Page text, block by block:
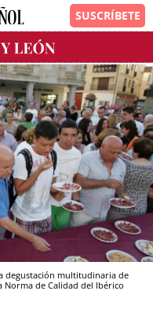
degustación multitudinaria de
de Calidad del Ibérico